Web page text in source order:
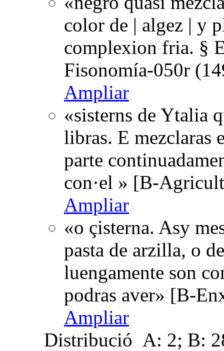
color de | algez | y
complexion fria. §
Fisonomía-050r
Ampliar
«sisterns de Ytalia
libras. E mezclaras
parte
con·el » [B-
Ampliar
«o çisterna. Asy
pasta de arzilla, o
luengamente son
podras aver» [B-
Ampliar
Distribució A: 2; B: